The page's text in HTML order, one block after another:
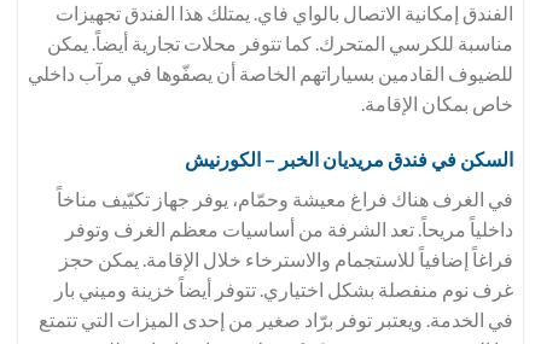
الفندق إمكانية الاتصال بالواي فاي. يمتلك هذا الفندق تجهيزات
مناسبة للكرسي المتحرك. كما تتوفر محلات تجارية أيضاً. يمكن
للضيوف القادمين بسياراتهم الخاصة أن يصفّوها في مرآب داخلي
خاص بمكان الإقامة.
السكن في فندق مريديان الخبر – الكورنيش
في الغرف هناك فراغ معيشة وحمّام، يوفر جهاز تكيّيف مناخاً
داخلياً مريحاً. تعد الشرفة من أساسيات معظم الغرف وتوفر
فراغاً إضافياً للاستجمام والاسترخاء خلال الإقامة. يمكن حجز
غرف نوم منفصلة بشكل اختياري. تتوفر أيضاً خزينة وميني بار
في الخدمة. ويعتبر توفر برّاد صغير من إحدى الميزات التي تتمتع